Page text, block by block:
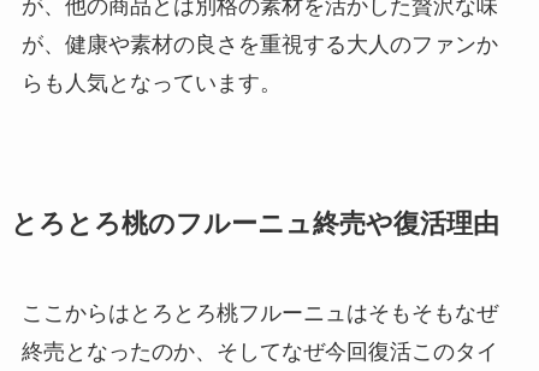
が、他の商品とは別格の素材を活かした贅沢な味
が、健康や素材の良さを重視する大人のファンか
らも人気となっています。
とろとろ桃のフルーニュ終売や復活理由
ここからはとろとろ桃フルーニュはそもそもなぜ
終売となったのか、そしてなぜ今回復活このタイ